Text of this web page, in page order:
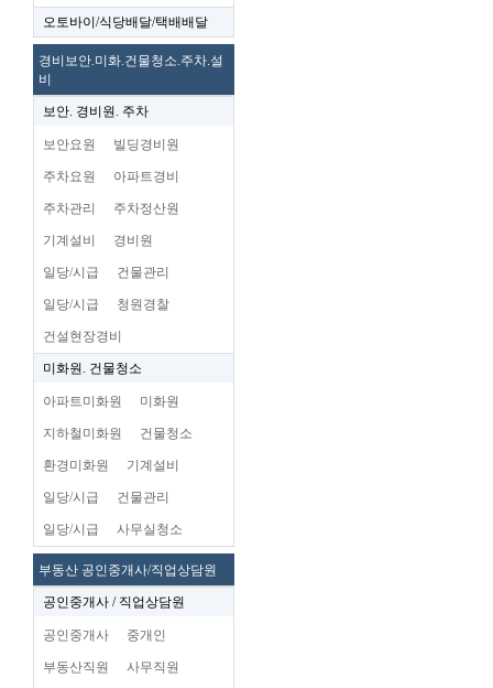
오토바이/식당배달/택배배달
경비보안.미화.건물청소.주차.설
비
보안. 경비원. 주차
보안요원 빌딩경비원
주차요원 아파트경비
주차관리 주차정산원
기계설비 경비원
일당/시급 건물관리
일당/시급 청원경찰
건설현장경비
미화원. 건물청소
아파트미화원 미화원
지하철미화원 건물청소
환경미화원 기계설비
일당/시급 건물관리
일당/시급 사무실청소
부동산 공인중개사/직업상담원
공인중개사 / 직업상담원
공인중개사 중개인
부동산직원 사무직원